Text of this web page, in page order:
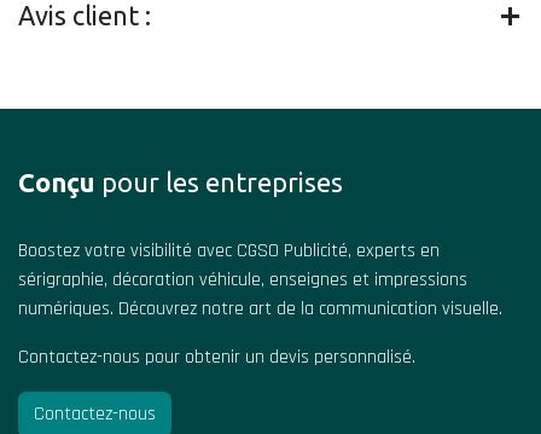
Avis client :
Conçu pour les entreprises
Boostez votre visibilité avec CGSO Publicité, experts en
sérigraphie, décoration véhicule, enseignes et impressions
numériques. Découvrez notre art de la communication visuelle.
Contactez-nous pour obtenir un devis personnalisé.
Contactez-nous